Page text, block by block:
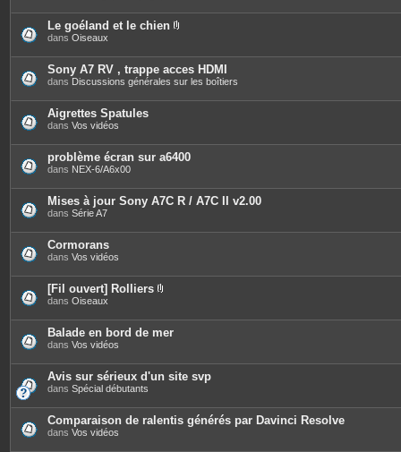
j
t
Le goéland et le chien
è
c
e
s
j
t
e
s
dans Oiseaux
Sony A7 RV , trappe acces HDMI
dans Discussions générales sur les boîtiers
Aigrettes Spatules
dans Vos vidéos
problème écran sur a6400
dans NEX-6/A6x00
Mises à jour Sony A7C R / A7C II v2.00
dans Série A7
Cormorans
dans Vos vidéos
[Fil ouvert] Rolliers
è
c
j
o
i
t
e
s
dans Oiseaux
Balade en bord de mer
dans Vos vidéos
Avis sur sérieux d'un site svp
dans Spécial débutants
Comparaison de ralentis générés par Davinci Resolve
dans Vos vidéos